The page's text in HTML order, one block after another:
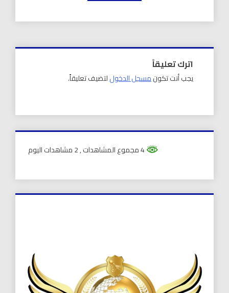
اترك تعليقاً
يجب أنت تكونمسجل الدخوللتضيف تعليقاً.
, 2 مشاهدات اليوم